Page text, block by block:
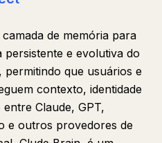
de memória para
e evolutiva do
permitindo que usuários e
contexto, identidade
Claude, GPT,
e outros provedores de